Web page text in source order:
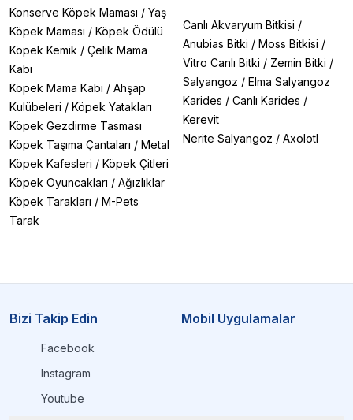
Konserve Köpek Maması / Yaş
Köpek Maması / Köpek Ödülü
Köpek Kemik / Çelik Mama
Kabı
Köpek Mama Kabı / Ahşap
Kulübeleri / Köpek Yatakları
Köpek Gezdirme Tasması
Köpek Taşıma Çantaları / Metal
Köpek Kafesleri / Köpek Çitleri
Köpek Oyuncakları / Ağızlıklar
Köpek Tarakları / M-Pets
Tarak
Canlı Akvaryum Bitkisi /
Anubias Bitki / Moss Bitkisi /
Vitro Canlı Bitki / Zemin Bitki /
Salyangoz / Elma Salyangoz
Karides / Canlı Karides /
Kerevit
Nerite Salyangoz / Axolotl
Bizi Takip Edin
Facebook
Instagram
Youtube
Mobil Uygulamalar